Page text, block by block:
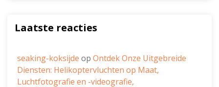
Laatste reacties
seaking-koksijde op Ontdek Onze Uitgebreide
Diensten: Helikoptervluchten op Maat,
Luchtfotografie en -videografie,